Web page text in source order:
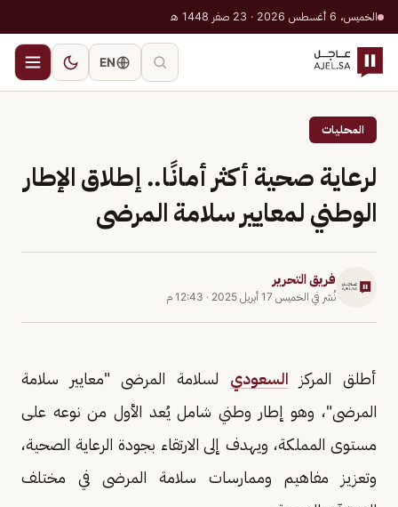
الخميس، 6 أغسطس 2026 · 23 صفر 1448 هـ
EN
المحليات
لرعاية صحية أكثر أمانًا.. إطلاق الإطار
الوطني لمعايير سلامة المرضى
فريق التحرير
نُشر في الخميس 17 أبريل 2025 · 12:43 م
أطلق المركز السعودي لسلامة المرضى "معايير سلامة
المرضى"، وهو إطار وطني شامل يُعد الأول من نوعه على
مستوى المملكة، ويهدف إلى الارتقاء بجودة الرعاية الصحية،
وتعزيز مفاهيم وممارسات سلامة المرضى في مختلف